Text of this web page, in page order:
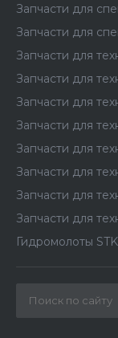
Запчасти для
Запчасти для
Запчасти для
Запчасти для
Запчасти для
Запчасти для
Запчасти для
Запчасти для
Запчасти для
Запчасти для
Гидромолоты STK